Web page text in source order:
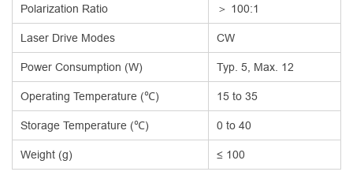
Polarization Ratio
＞ 100:1
Laser Drive Modes
CW
Power Consumption (W)
Typ. 5, Max. 12
Operating Temperature (℃)
15 to 35
Storage Temperature (℃)
0 to 40
Weight (g)
≤ 100